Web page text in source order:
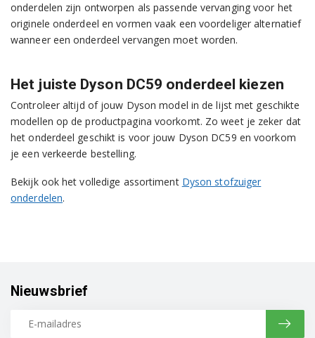
onderdelen zijn ontworpen als passende vervanging voor het
originele onderdeel en vormen vaak een voordeliger alternatief
wanneer een onderdeel vervangen moet worden.
Het juiste Dyson DC59 onderdeel kiezen
Controleer altijd of jouw Dyson model in de lijst met geschikte
modellen op de productpagina voorkomt. Zo weet je zeker dat
het onderdeel geschikt is voor jouw Dyson DC59 en voorkom
je een verkeerde bestelling.
Bekijk ook het volledige assortiment Dyson stofzuiger
onderdelen.
Nieuwsbrief